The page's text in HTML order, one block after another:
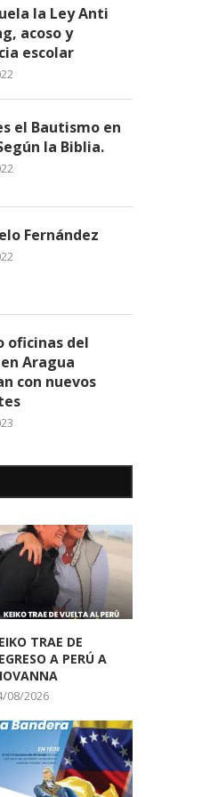
30/09/2025
la Ley Anti
acoso y
escolar
el Bautismo en
la Biblia.
Fernández
oficinas del
en Aragua
con nuevos
TRAE DE
A PERÚ A
08/2026